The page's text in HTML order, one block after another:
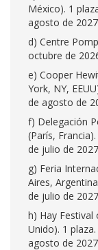
México). 1
agosto de
d) Centre
octubre de
e) Cooper
York, NY,
de agosto de
f) Delegación
(París,
de julio de
g) Feria
Aires,
de julio de
h) Hay
Unido). 1
agosto de